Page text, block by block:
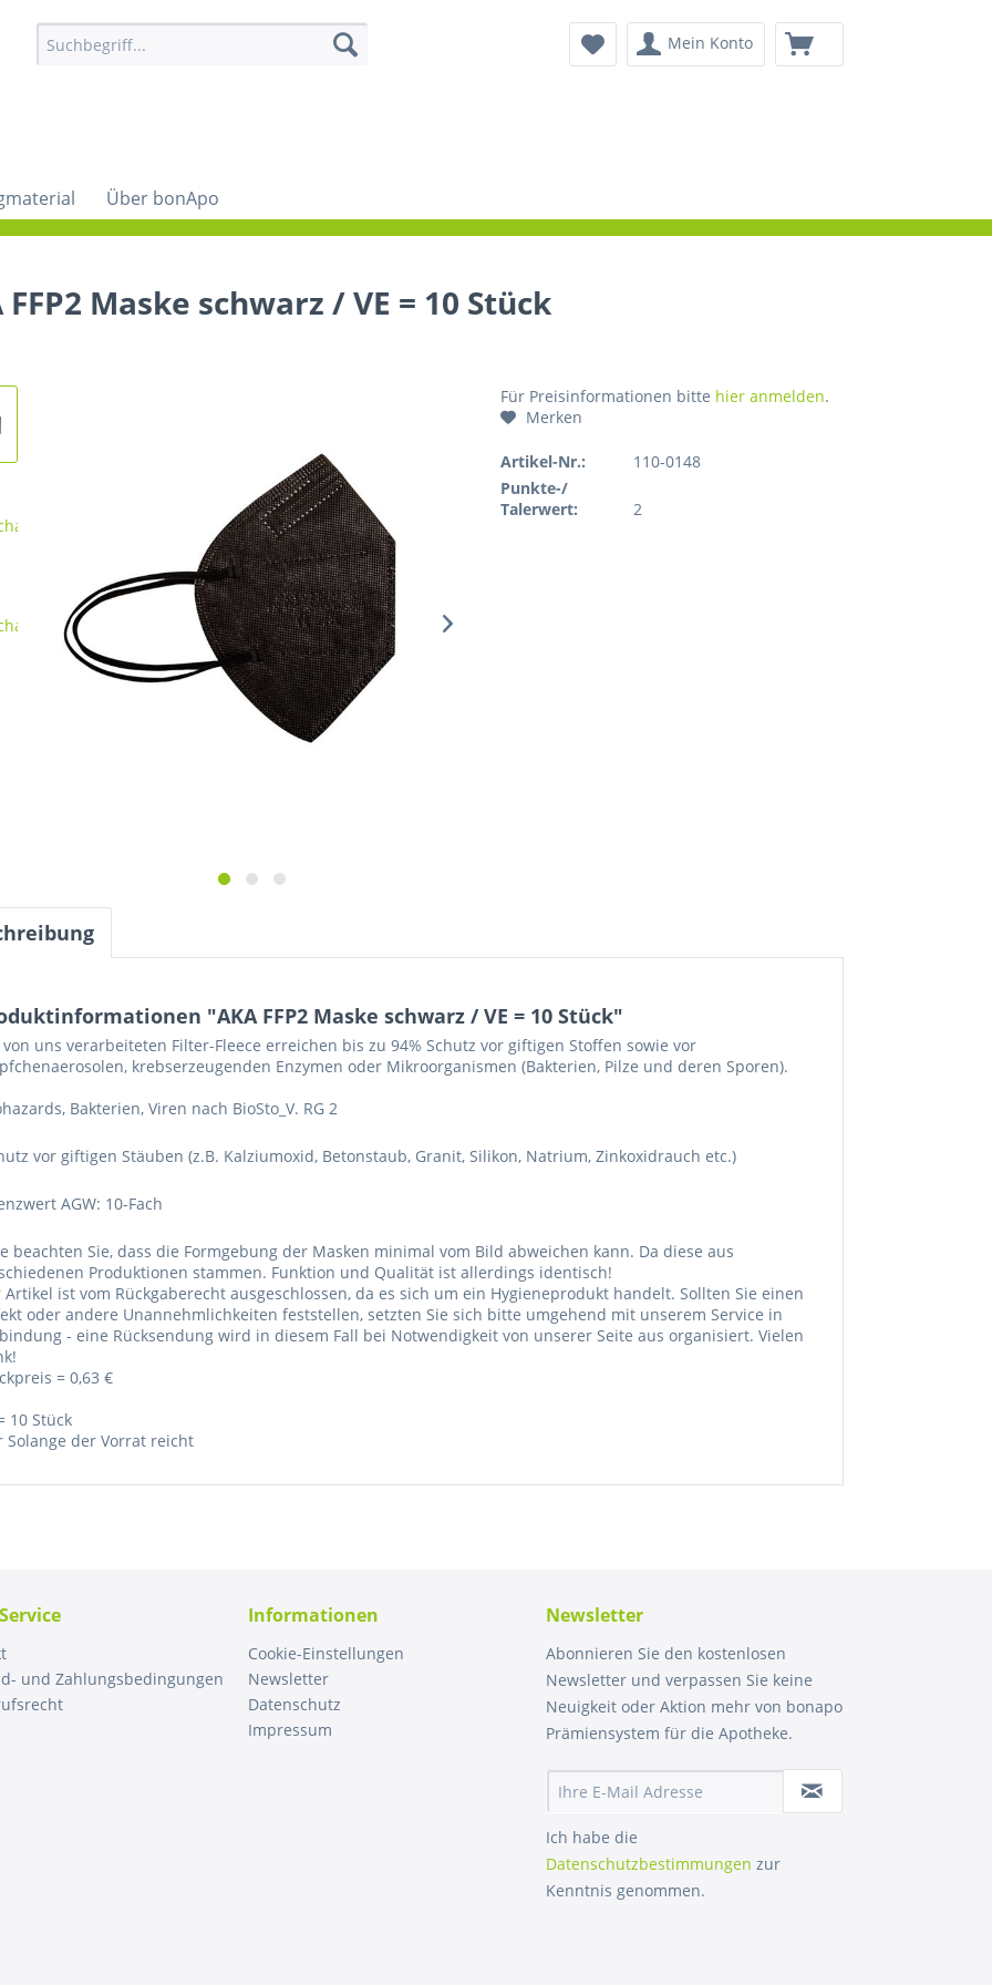
Mein Konto
Über bonApo
FFP2 Maske schwarz / VE = 10 Stück
Für Preisinformationen bitte hier anmelden.
Merken
Artikel-Nr.:
110-0148
Punkte-/
Talerwert:
2
"AKA FFP2 Maske schwarz / VE = 10 Stück"
von uns verarbeiteten Filter-Fleece erreichen bis zu 94% Schutz vor giftigen Stoffen sowie vor
krebserzeugenden Enzymen oder Mikroorganismen (Bakterien, Pilze und deren Sporen).
Bakterien, Viren nach BioSto_V. RG 2
vor giftigen Stäuben (z.B. Kalziumoxid, Betonstaub, Granit, Silikon, Natrium, Zinkoxidrauch etc.)
AGW: 10-Fach
beachten Sie, dass die Formgebung der Masken minimal vom Bild abweichen kann. Da diese aus
Produktionen stammen. Funktion und Qualität ist allerdings identisch!
Artikel ist vom Rückgaberecht ausgeschlossen, da es sich um ein Hygieneprodukt handelt. Sollten Sie einen
oder andere Unannehmlichkeiten feststellen, setzten Sie sich bitte umgehend mit unserem Service in
- eine Rücksendung wird in diesem Fall bei Notwendigkeit von unserer Seite aus organisiert. Vielen
= 0,63 €
10 Stück
Solange der Vorrat reicht
und Zahlungsbedingungen
Informationen
Cookie-Einstellungen
Newsletter
Datenschutz
Impressum
Newsletter
Abonnieren Sie den kostenlosen
Newsletter und verpassen Sie keine
Neuigkeit oder Aktion mehr von bonapo
Prämiensystem für die Apotheke.
Ich habe die
Datenschutzbestimmungen zur
Kenntnis genommen.